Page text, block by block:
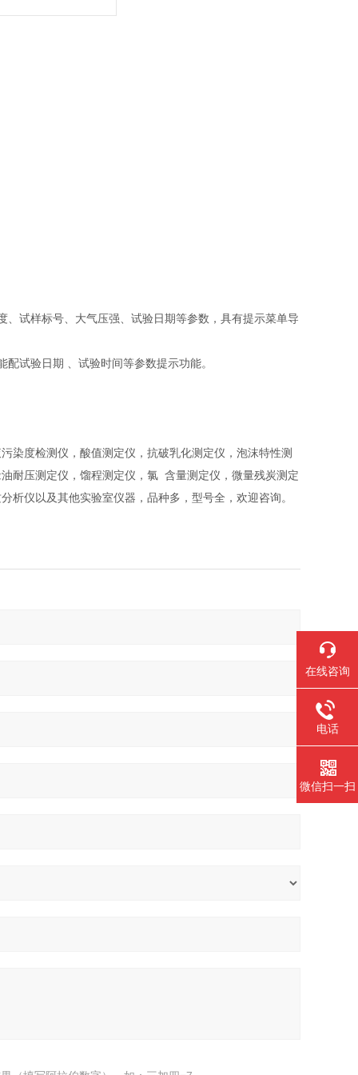
试样标号、大气压强、试验日期等参数，具有提示菜单导
试验日期 、试验时间等参数提示功能。
染度检测仪，酸值测定仪，抗破乳化测定仪，泡沫特性测
耐压测定仪，馏程测定仪，氯 含量测定仪，微量残炭测定
析仪以及其他实验室仪器，品种多，型号全，欢迎咨询。
在线咨询
电话
微信扫一扫